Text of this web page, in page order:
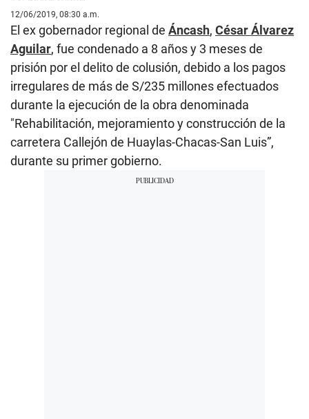
12/06/2019, 08:30 a.m.
El ex gobernador regional de Áncash, César Álvarez
Aguilar, fue condenado a 8 años y 3 meses de
prisión por el delito de colusión, debido a los pagos
irregulares de más de S/235 millones efectuados
durante la ejecución de la obra denominada
"Rehabilitación, mejoramiento y construcción de la
carretera Callejón de Huaylas-Chacas-San Luis”,
durante su primer gobierno.